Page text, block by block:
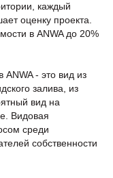
каждый
оценку проекта.
в ANWA до 20%
ANWA - это вид из
залива, из
вид на
Видовая
среди
собственности